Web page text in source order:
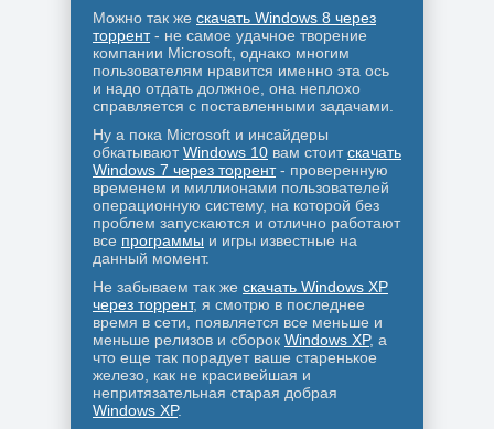
Можно так же скачать Windows 8 через
торрент- не самое удачное творение
компании Microsoft, однако многим
пользователям нравится именно эта ось
и надо отдать должное, она неплохо
справляется с поставленными задачами.
Ну а пока Microsoft и инсайдеры
обкатываютWindows 10 вам стоитскачать
Windows 7 через торрент- проверенную
временем и миллионами пользователей
операционную систему, на которой без
проблем запускаются и отлично работают
все программы и игры известные на
данный момент.
Не забываем так же скачать Windows XP
через торрент, я смотрю в последнее
время в сети, появляется все меньше и
меньше релизов и сборок Windows XP, а
что еще так порадует ваше старенькое
железо, как не красивейшая и
непритязательная старая добрая
Windows XP.